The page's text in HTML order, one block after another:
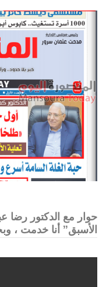
حوار مع الدكتور رضا
الأسبق” أنا خدمت ،